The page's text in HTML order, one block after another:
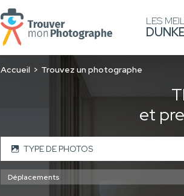
LES
Accueil Trouvez un photographe
et